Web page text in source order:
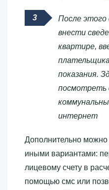
После этого
внести
квартире,
показания.
посмотреть
интернет
Дополнительно можно
иными вариантами:
лицевому счету в
помощью смс или